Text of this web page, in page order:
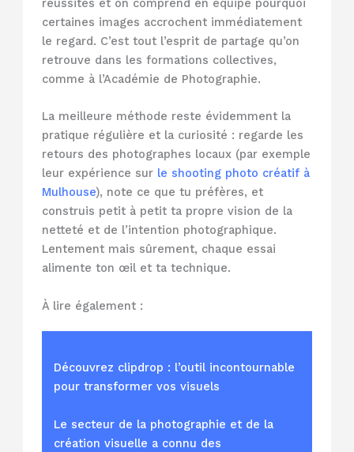
réussites et on comprend en équipe pourquoi
certaines images accrochent immédiatement
le regard. C’est tout l’esprit de partage qu’on
retrouve dans les formations collectives,
comme à l’Académie de Photographie.
La meilleure méthode reste évidemment la
pratique régulière et la curiosité : regarde les
retours des photographes locaux (par exemple
leur expérience sur le shooting photo créatif à
Mulhouse), note ce que tu préfères, et
construis petit à petit ta propre vision de la
netteté et de l’intention photographique.
Lentement mais sûrement, chaque essai
alimente ton œil et ta technique.
À lire également :
Découvrez clipdrop : l’outil incontournable
pour transformer vos visuels
Le secteur de la photographie et de la
création visuelle a connu des